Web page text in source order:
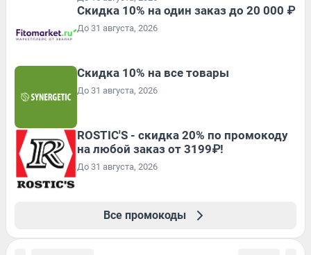
Скидка 10% на один заказ до 20 000 ₽
До 31 августа, 2026
Скидка 10% на все товары
До 31 августа, 2026
ROSTIC'S - скидка 20% по промокоду
на любой заказ от 3199₽!
До 31 августа, 2026
Все промокоды